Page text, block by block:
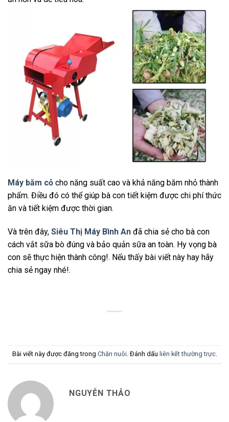
Máy băm cỏ cho năng suất cao và khả năng băm nhỏ thành
phẩm. Điều đó có thể giúp bà con tiết kiệm được chi phí thức
ăn và tiết kiệm được thời gian.
Và trên đây, Siêu Thị Máy Bình An đã chia sẻ cho bà con
cách vắt sữa bò đúng và bảo quản sữa an toàn. Hy vọng bà
con sẽ thực hiện thành công!. Nếu thấy bài viết này hay hãy
chia sẻ ngay nhé!.
Bài viết này được đăng trong Chăn nuôi. Đánh dấu liên kết thường trực.
NGUYỄN THẢO